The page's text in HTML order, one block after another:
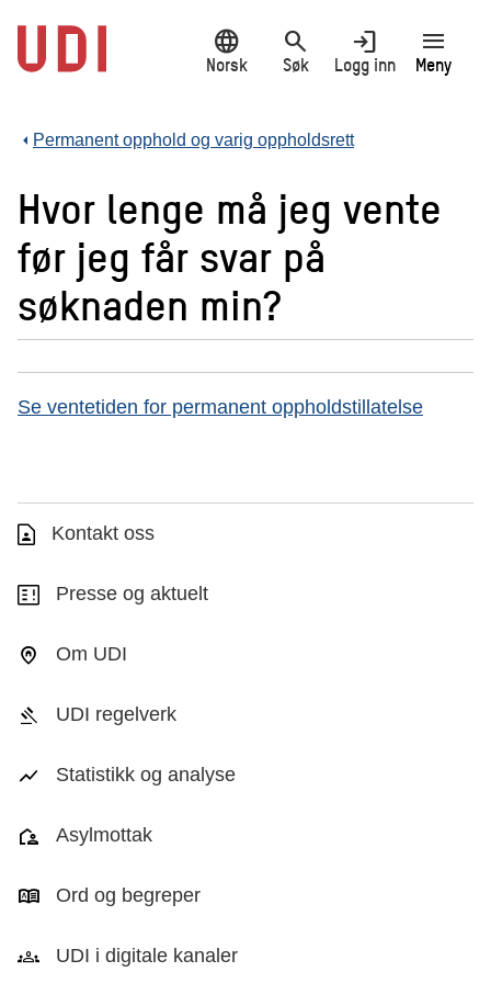
hovedinnhold
language
Norsk
search
Søk
login
Logg inn
menu
Meny
Permanent opphold og varig oppholdsrett
Hvor lenge må jeg vente
før jeg får svar på
søknaden min?
Se ventetiden for permanent oppholdstillatelse
Kontakt oss
Presse og aktuelt
Om UDI
UDI regelverk
Statistikk og analyse
Asylmottak
Ord og begreper
UDI i digitale kanaler